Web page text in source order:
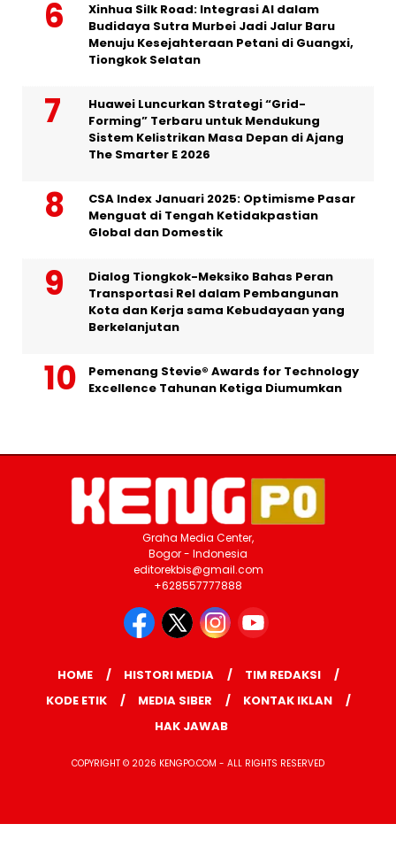
Xinhua Silk Road: Integrasi AI dalam
Budidaya Sutra Murbei Jadi Jalur Baru
Menuju Kesejahteraan Petani di Guangxi,
Tiongkok Selatan
Huawei Luncurkan Strategi “Grid-
Forming” Terbaru untuk Mendukung
Sistem Kelistrikan Masa Depan di Ajang
The Smarter E 2026
CSA Index Januari 2025: Optimisme Pasar
Menguat di Tengah Ketidakpastian
Global dan Domestik
Dialog Tiongkok-Meksiko Bahas Peran
Transportasi Rel dalam Pembangunan
Kota dan Kerja sama Kebudayaan yang
Berkelanjutan
Pemenang Stevie® Awards for Technology
Excellence Tahunan Ketiga Diumumkan
Graha Media Center,
Bogor - Indonesia
editorekbis@gmail.com
+628557777888
HOME HISTORI MEDIA
TIM REDAKSI
KODE ETIK
MEDIA SIBER
KONTAK IKLAN
HAK JAWAB
COPYRIGHT © 2026 KENGPO.COM - ALL RIGHTS RESERVED